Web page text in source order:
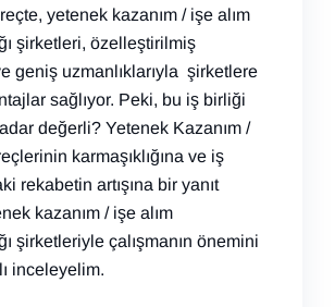
yetenek kazanım / işe alım
şirketleri, özelleştirilmiş
geniş uzmanlıklarıyla şirketlere
sağlıyor. Peki, bu iş birliği
değerli? Yetenek Kazanım /
karmaşıklığına ve iş
rekabetin artışına bir yanıt
kazanım / işe alım
şirketleriyle çalışmanın önemini
inceleyelim.